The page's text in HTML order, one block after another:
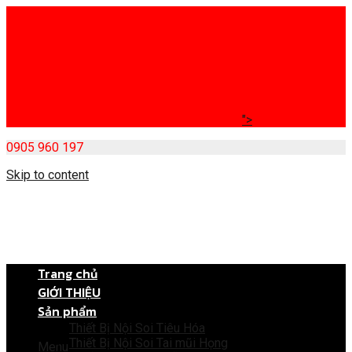
">
0905 960 197
Skip to content
Menu
Trang chủ
GIỚI THIỆU
Sản phẩm
Thiết Bị Nội Soi Tiêu Hóa
Thiết Bị Nội Soi Tai mũi Họng